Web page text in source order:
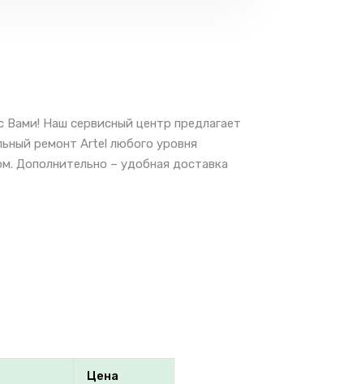
Наш сервисный центр предлагает
ремонт Artel любого уровня
Дополнительно – удобная доставка
Цена